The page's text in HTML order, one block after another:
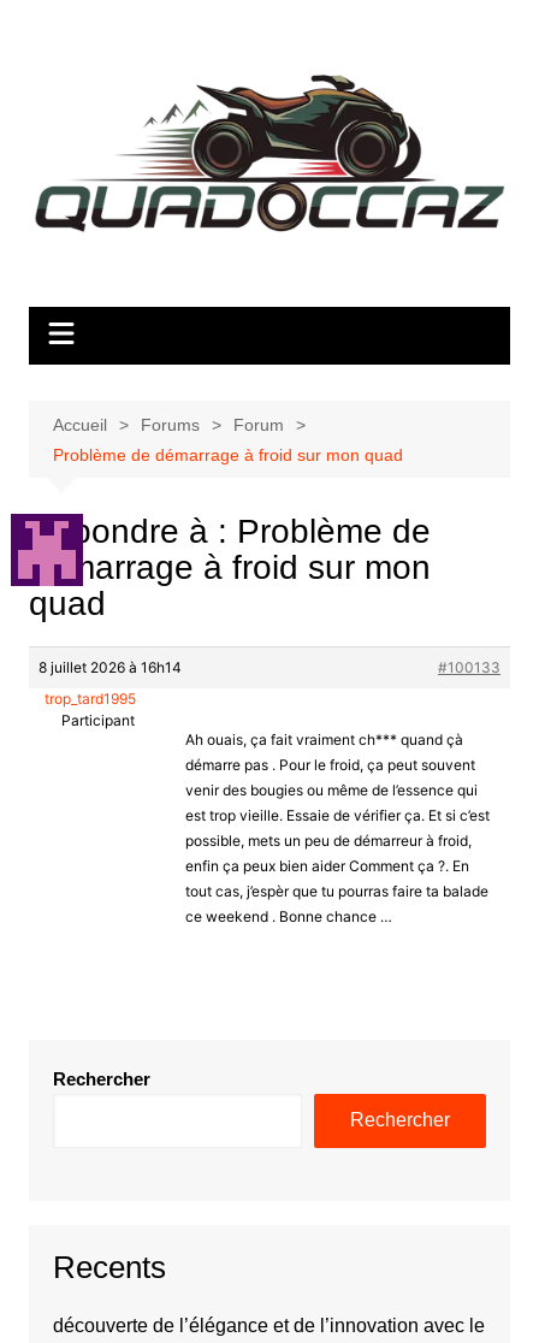
Accueil Forums
Forum
Problème de démarrage à froid sur mon quad
Répondre à : Problème de
démarrage à froid sur mon
quad
8 juillet 2026 à 16h14
#100133
trop_tard1995
Participant
Ah ouais, ça fait vraiment ch*** quand çà
démarre pas . Pour le froid, ça peut souvent
venir des bougies ou même de l’essence qui
est trop vieille. Essaie de vérifier ça. Et si c’est
possible, mets un peu de démarreur à froid,
enfin ça peux bien aider Comment ça ?. En
tout cas, j’espèr que tu pourras faire ta balade
ce weekend . Bonne chance …
Rechercher
Rechercher
Recents
découverte de l’élégance et de l’innovation avec le